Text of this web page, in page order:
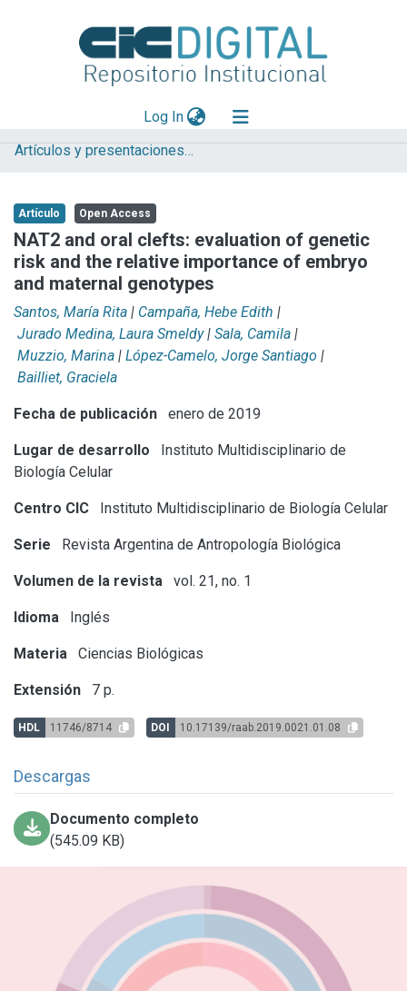
Log In(current)
Explorar
Aportar material
Statistics
Artículos y presentaciones en Congresos
Artículo Open Access
NAT2 and oral clefts: evaluation of genetic
risk and the relative importance of embryo
and maternal genotypes
Santos, María Rita | Campaña, Hebe Edith |
Jurado Medina, Laura Smeldy | Sala, Camila |
Muzzio, Marina | López-Camelo, Jorge Santiago |
Bailliet, Graciela
Fecha de publicación enero de 2019
Lugar de desarrollo
Instituto Multidisciplinario de
Biología Celular
Centro CIC Instituto Multidisciplinario de Biología Celular
Serie Revista Argentina de Antropología Biológica
Volumen de la revista vol. 21, no. 1
Idioma Inglés
Materia Ciencias Biológicas
Extensión 7 p.
HDL 11746/8714 DOI 10.17139/raab.2019.0021.01.08
Descargas
Documento completo
(545.09 KB)